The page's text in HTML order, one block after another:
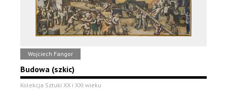
Wojciech Fangor
Budowa (szkic)
Kolekcja Sztuki XX i XXI wieku